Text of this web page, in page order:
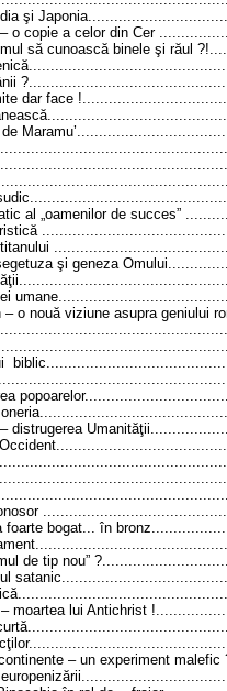
a celor din Cer
cunoască binele şi răul
face
„oamenilor de succes”
şi geneza
viziune asupra geniului
bogat... în
tip nou”
lui Antichrist
– un experiment malefic